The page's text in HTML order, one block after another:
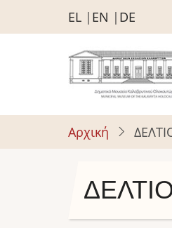
Παράκαμψη
προς
περιεχόμενο
EL EN DE
Αρχική